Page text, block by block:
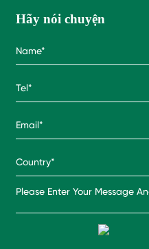
Hãy nói chuyện